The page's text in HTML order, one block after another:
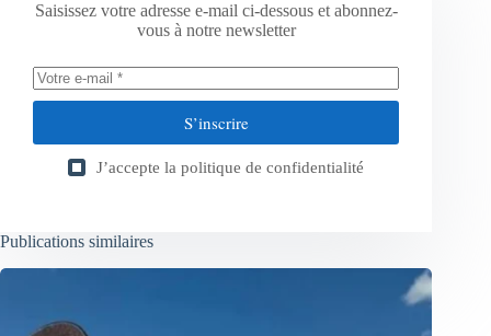
Saisissez votre adresse e-mail ci-dessous et abonnez-
vous à notre newsletter
S’inscrire
J’accepte la politique de confidentialité
Publications similaires